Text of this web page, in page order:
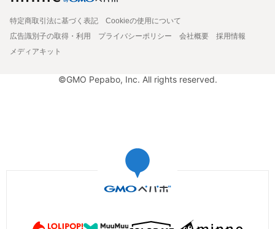
特定商取引法に基づく表記
Cookieの使用について
広告識別子の取得・利用
プライバシーポリシー 会社概要
採用情報
メディアキット
©GMO Pepabo, Inc. All rights reserved.